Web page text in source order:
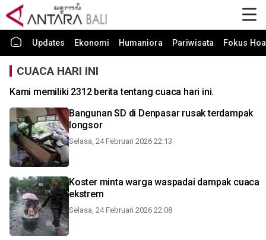
Updates Ekonomi Humaniora Pariwisata Fokus
CUACA HARI INI
Kami memiliki 2312 berita tentang cuaca hari ini.
Bangunan SD di Denpasar rusak terdampak
longsor
Selasa, 24 Februari 2026 22:13
Koster minta warga waspadai dampak cuaca
ekstrem
Selasa, 24 Februari 2026 22:08